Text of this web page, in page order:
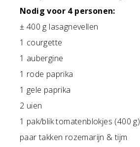
Nodig voor 4 personen:
± 400 g lasagnevellen
1 courgette
1 aubergine
1 rode paprika
1 gele paprika
2 uien
1 pak/blik tomatenblokjes (400 g)
paar takken rozemarijn & tijm